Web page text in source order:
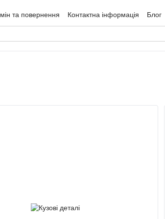
та повернення Контактна інформація
Блог